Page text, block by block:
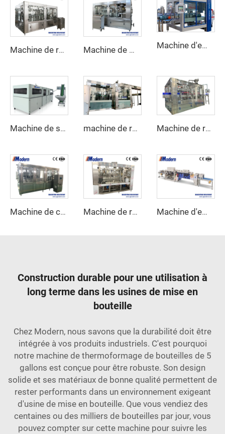
Machine de remplissage de boissons gazeuses pour bouteilles en PET Machine de mise en canettes de boissons gazeuses
Machine d'emballage de carton automatique
Machine de soufflage de bouteilles en PET machine de remplissage d'eau 3 en 1 Machine de remplissage d'huile d'olive
Machine de conditionnement de bière Machine de remplissage et de sertissage de canettes de jus Machine d'emballage rétractable linéaire
Construction durable pour une utilisation à
long terme dans les usines de mise en
bouteille
Chez Modern, nous savons que la durabilité doit être
intégrée à vos produits industriels. C'est pourquoi
notre machine de thermoformage de bouteilles de 5
gallons est conçue pour être robuste. Son design
solide et ses matériaux de bonne qualité permettent de
rester performants dans un environnement exigeant
d'usine de mise en bouteille. Que vous vendiez des
centaines ou des milliers de bouteilles par jour, vous
pouvez compter sur cette machine pour suivre les